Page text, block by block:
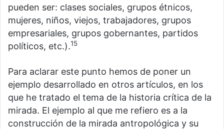
pueden ser: clases sociales, grupos étnicos,
mujeres, niños, viejos, trabajadores, grupos
empresariales, grupos gobernantes, partidos
políticos, etc.).15
Para aclarar este punto hemos de poner un
ejemplo desarrollado en otros artículos, en los
que he tratado el tema de la historia crítica de la
mirada. El ejemplo al que me refiero es a la
construcción de la mirada antropológica y su